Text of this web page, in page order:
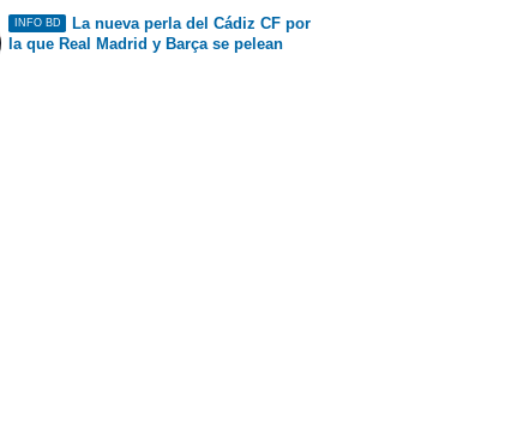
INFO BD
La nueva perla del Cádiz CF por
la que Real Madrid y Barça se pelean